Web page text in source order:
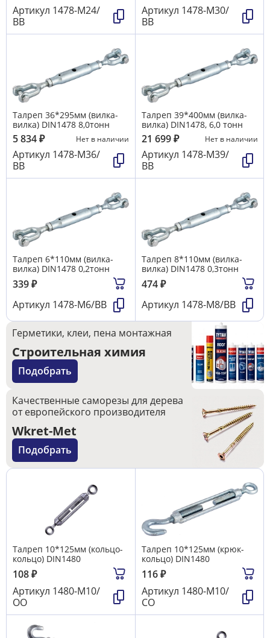
Артикул 1478-М24/
ВВ
Артикул 1478-М30/
ВВ
Талреп 36*295мм (вилка-
вилка) DIN1478 8,0тонн
5 834₽ Нет в наличии
Артикул 1478-М36/
ВВ
Талреп 39*400мм (вилка-
вилка) DIN1478, 6,0 тонн
21 699₽ Нет в наличии
Артикул 1478-М39/
ВВ
Талреп 6*110мм (вилка-
вилка) DIN1478 0,2тонн
339₽
Артикул 1478-М6/ВВ
Талреп 8*110мм (вилка-
вилка) DIN1478 0,3тонн
474₽
Артикул 1478-М8/ВВ
Герметики, клеи, пена монтажная
Строительная химия
Подобрать
Качественные саморезы для дерева
от европейского производителя
Wkret-Met
Подобрать
Талреп 10*125мм (кольцо-
кольцо) DIN1480
108₽
Артикул 1480-М10/
ОО
Талреп 10*125мм (крюк-
кольцо) DIN1480
116₽
Артикул 1480-М10/
СО